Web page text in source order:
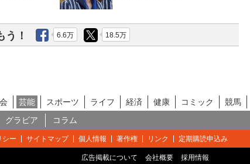
う！ 6.6万 18.5万
芸能 スポーツ ライフ 経済 健康 コミック 競馬
グラビア コラム
シー サイトマップ 個人情報 著作権 リンク 定期購読申込み
広告掲載について 会社概要 採用情報